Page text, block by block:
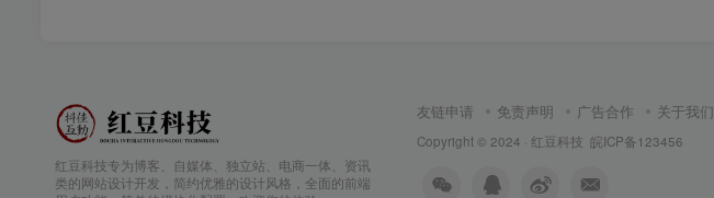
红豆科技专为博客、自媒体、独立站、电商一体、资讯
类的网站设计开发，简约优雅的设计风格，全面的前端
友链申请 免责声明 广告合作 关于我们
Copyright © 2024 · 红豆科技 皖ICP备123456